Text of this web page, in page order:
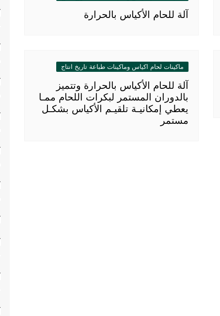
آلة للحام الأكياس بالحرارة
ماكينات لحام اكياس وماكينات طباعة تاريخ انتاج
آلة للحام الأكياس بالحرارة وتتميز
بالدوران المستمر لبكرات اللحام ممـا
يعطي إمكانيـة تلقيـم الأكياس بشكـل
مستمر